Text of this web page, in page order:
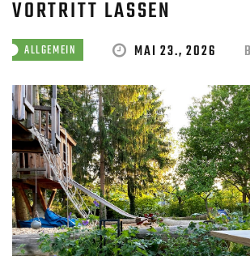
VORTRITT LASSEN
ALLGEMEIN MAI 23., 2026